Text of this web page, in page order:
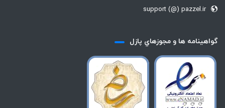
support (@) pazzel.ir
گواهينامه ها و مجوزهاي پازل